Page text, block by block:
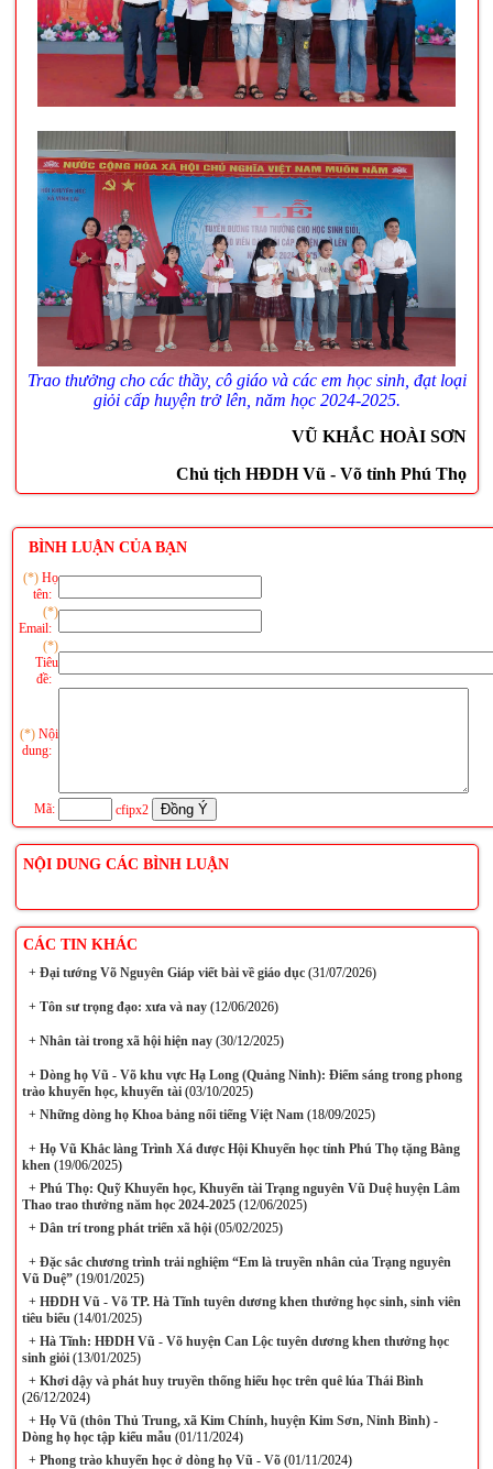
Trao thưởng cho các thầy, cô giáo và các em học sinh, đạt loại
giỏi cấp huyện trở lên, năm học 2024-2025.
VŨ KHẮC HOÀI SƠN
Chủ tịch HĐDH Vũ - Võ tỉnh Phú Thọ
BÌNH LUẬN CỦA BẠN
(*) Họ
tên:
(*)
Email:
(*)
Tiêu
đề:
(*) Nội
dung:
Mã: cfipx2
NỘI DUNG CÁC BÌNH LUẬN
CÁC TIN KHÁC
+Đại tướng Võ Nguyên Giáp viết bài về giáo dục(31/07/2026)
+Tôn sư trọng đạo: xưa và nay(12/06/2026)
+Nhân tài trong xã hội hiện nay(30/12/2025)
+Dòng họ Vũ - Võ khu vực Hạ Long (Quảng Ninh): Điểm sáng trong phong
trào khuyến học, khuyến tài(03/10/2025)
+Những dòng họ Khoa bảng nổi tiếng Việt Nam(18/09/2025)
+Họ Vũ Khắc làng Trình Xá được Hội Khuyến học tỉnh Phú Thọ tặng Bằng
khen(19/06/2025)
+Phú Thọ: Quỹ Khuyến học, Khuyến tài Trạng nguyên Vũ Duệ huyện Lâm
Thao trao thưởng năm học 2024-2025(12/06/2025)
+Dân trí trong phát triển xã hội(05/02/2025)
+Đặc sắc chương trình trải nghiệm “Em là truyền nhân của Trạng nguyên
Vũ Duệ”(19/01/2025)
+HĐDH Vũ - Võ TP. Hà Tĩnh tuyên dương khen thưởng học sinh, sinh viên
tiêu biểu(14/01/2025)
+Hà Tĩnh: HĐDH Vũ - Võ huyện Can Lộc tuyên dương khen thưởng học
sinh giỏi(13/01/2025)
+Khơi dậy và phát huy truyền thống hiếu học trên quê lúa Thái Bình
(26/12/2024)
+Họ Vũ (thôn Thủ Trung, xã Kim Chính, huyện Kim Sơn, Ninh Bình) -
Dòng họ học tập kiểu mẫu(01/11/2024)
+Phong trào khuyến học ở dòng họ Vũ - Võ(01/11/2024)